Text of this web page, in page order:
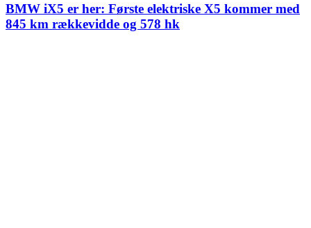
BMW iX5 er her: Første elektriske X5 kommer med
845 km rækkevidde og 578 hk